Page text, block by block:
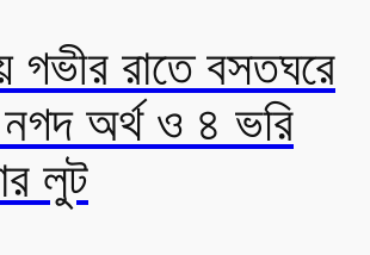
গভীর রাতে বসতঘরে
নগদ অর্থ ও ৪ ভরি
লুট